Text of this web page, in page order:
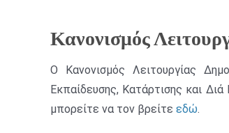
Κανονισμός
Ο Κανονισμός Λειτουργίας
Εκπαίδευσης, Κατάρτισης και
μπορείτε να τον βρείτε εδώ.